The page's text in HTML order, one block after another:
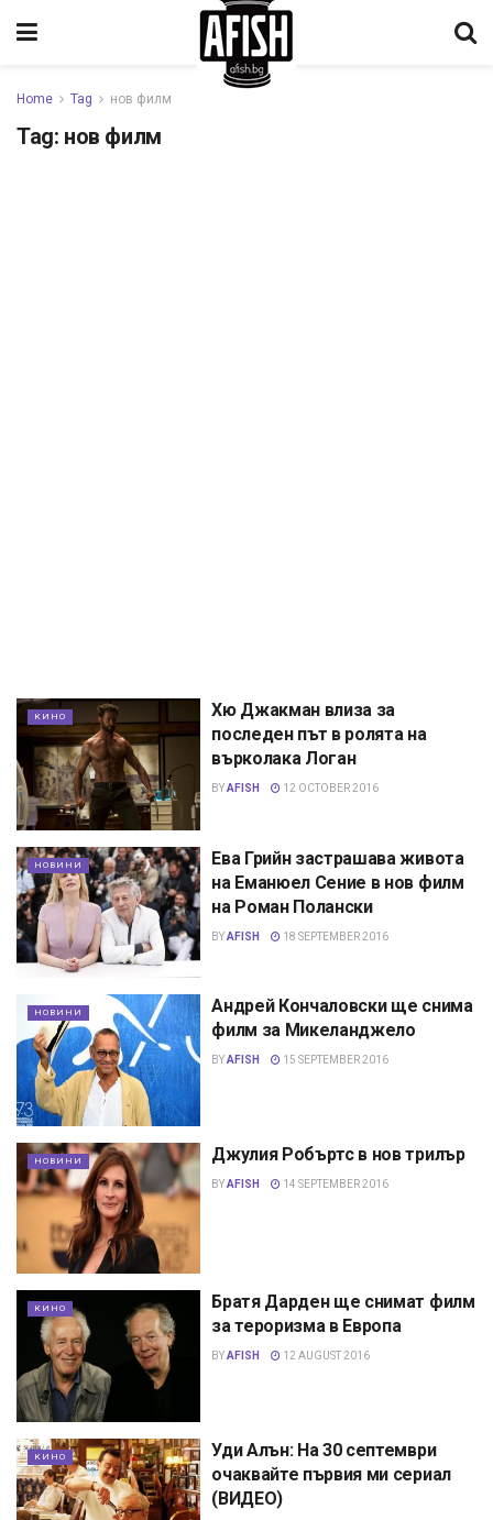
Home Tag нов филм
Tag: нов филм
КИНО
Хю Джакман влиза за
последен път в ролята на
върколака Логан
BYAFISH 12 OCTOBER 2016
НОВИНИ
Ева Грийн застрашава живота
на Еманюел Сение в нов филм
на Роман Полански
BYAFISH 18 SEPTEMBER 2016
НОВИНИ
Андрей Кончаловски ще снима
филм за Микеланджело
BYAFISH 15 SEPTEMBER 2016
НОВИНИ Джулия Робъртс в нов трилър
BYAFISH 14 SEPTEMBER 2016
КИНО
Братя Дарден ще снимат филм
за тероризма в Европа
BYAFISH 12 AUGUST 2016
КИНО
Уди Алън: На 30 септември
очаквайте първия ми сериал
(ВИДЕО)